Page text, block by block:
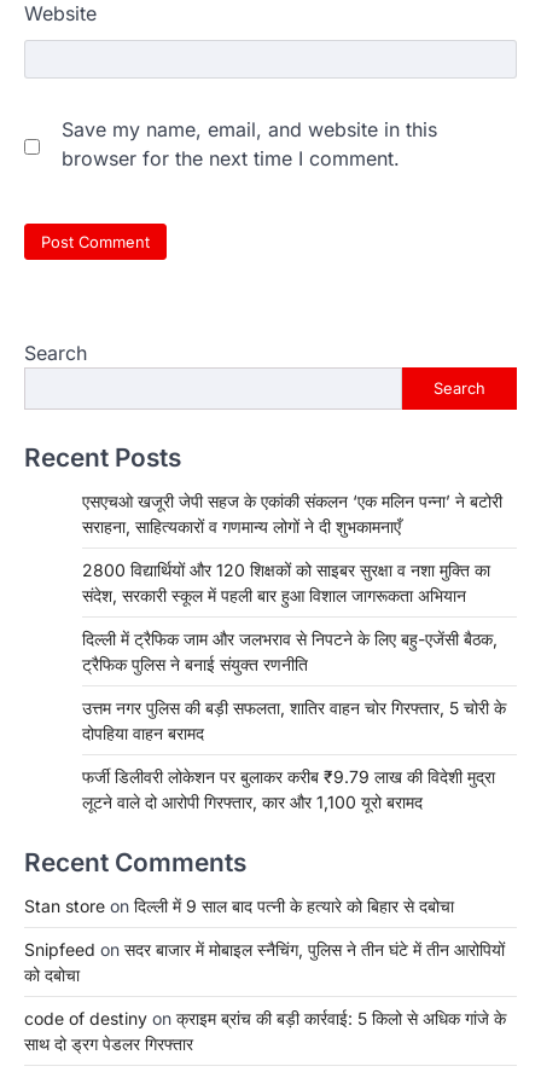
Website
Save my name, email, and website in this
browser for the next time I comment.
Search
Search
Recent Posts
एसएचओ खजूरी जेपी सहज के एकांकी संकलन ‘एक मलिन पन्ना’ ने बटोरी
सराहना, साहित्यकारों व गणमान्य लोगों ने दी शुभकामनाएँ
2800 विद्यार्थियों और 120 शिक्षकों को साइबर सुरक्षा व नशा मुक्ति का
संदेश, सरकारी स्कूल में पहली बार हुआ विशाल जागरूकता अभियान
दिल्ली में ट्रैफिक जाम और जलभराव से निपटने के लिए बहु-एजेंसी बैठक,
ट्रैफिक पुलिस ने बनाई संयुक्त रणनीति
उत्तम नगर पुलिस की बड़ी सफलता, शातिर वाहन चोर गिरफ्तार, 5 चोरी के
दोपहिया वाहन बरामद
फर्जी डिलीवरी लोकेशन पर बुलाकर करीब ₹9.79 लाख की विदेशी मुद्रा
लूटने वाले दो आरोपी गिरफ्तार, कार और 1,100 यूरो बरामद
Recent Comments
Stan store on दिल्ली में 9 साल बाद पत्नी के हत्यारे को बिहार से दबोचा
Snipfeed on सदर बाजार में मोबाइल स्नैचिंग, पुलिस ने तीन घंटे में तीन आरोपियों
को दबोचा
code of destiny on क्राइम ब्रांच की बड़ी कार्रवाई: 5 किलो से अधिक गांजे के
साथ दो ड्रग पेडलर गिरफ्तार